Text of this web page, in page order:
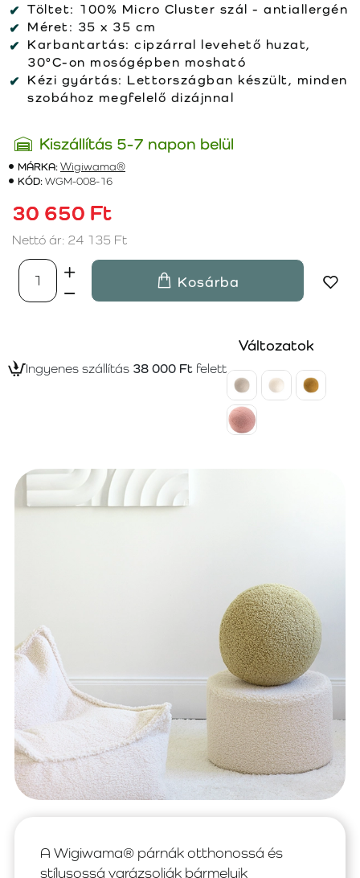
Töltet: 100% Micro Cluster szál - antiallergén
Méret: 35 x 35 cm
Karbantartás: cipzárral levehető huzat,
30°C-on mosógépben mosható
Kézi gyártás: Lettországban készült, minden
szobához megfelelő dizájnnal
Kiszállítás 5-7 napon belül
MÁRKA:Wigiwama®
KÓD:WGM-008-16
30 650 Ft
Nettó ár: 24 135 Ft
Kosárba
Ingyenes szállítás 38 000 Ft felett
Változatok
A Wigiwama® párnák otthonossá és
stílusossá varázsolják bármelyik